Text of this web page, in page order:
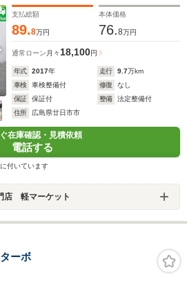
支払総額
89.8万円
本体価格
76.8万円
通常ローン 月々 18,100円
年式 2017年 走行 9.7万km
車検
車検整備付 修復
なし
保証
保証付 整備
法定整備付
住所
広島県廿日市市
在庫確認・見積依頼
電話する
付いています
店 軽マーケット
ーボ